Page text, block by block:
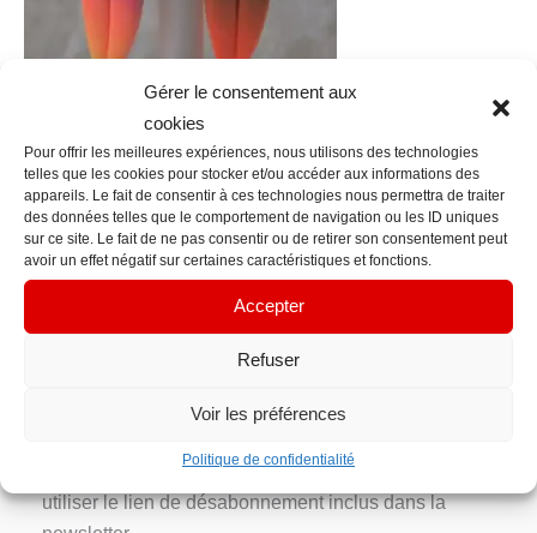
Gérer le consentement aux
cookies
Pour offrir les meilleures expériences, nous utilisons des technologies
telles que les cookies pour stocker et/ou accéder aux informations des
appareils. Le fait de consentir à ces technologies nous permettra de traiter
des données telles que le comportement de navigation ou les ID uniques
sur ce site. Le fait de ne pas consentir ou de retirer son consentement peut
avoir un effet négatif sur certaines caractéristiques et fonctions.
Accepter
Refuser
Voir les préférences
Politique de confidentialité
Fichier média précédent
Contact Info
contacts@em-manuelle.fr
Inscription Newsletter
Votre adresse e-mail n’est utilisée que pour vous
activités d’EM’manuelle. Vous pouvez toujours
utiliser le lien de désabonnement inclus dans la